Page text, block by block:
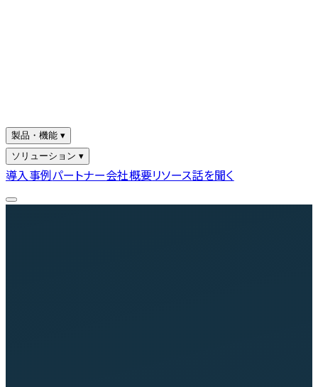
製品・機能 ▾
ソリューション ▾
導入事例パートナー会社概要リソース話を聞く